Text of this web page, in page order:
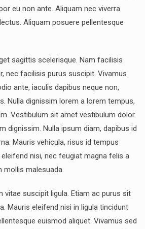
eu non ante. Aliquam nec viverra
Aliquam posuere pellentesque
sagittis scelerisque. Nam facilisis
nec facilisis purus suscipit. Vivamus
ante, iaculis dapibus neque non,
Nulla dignissim lorem a lorem tempus,
Vestibulum sit amet vestibulum dolor.
dignissim. Nulla ipsum diam, dapibus id
Mauris vehicula, risus id tempus
nisi, nec feugiat magna felis a
mollis malesuada.
vitae suscipit ligula. Etiam ac purus sit
Mauris eleifend nisi in ligula tincidunt
euismod aliquet. Vivamus sed